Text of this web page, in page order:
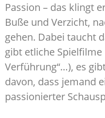
Passion – das klingt
Buße und Verzicht,
gehen. Dabei taucht
gibt etliche
Verführung“…), es
davon, dass jemand
passionierter